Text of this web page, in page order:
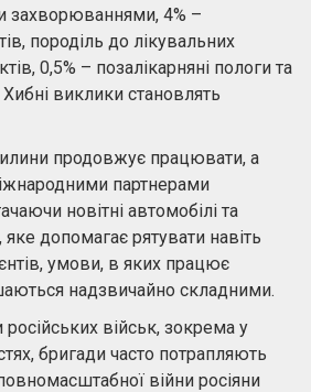
захворюваннями, 4% –
породіль до лікувальних
0,5% – позалікарняні пологи та
Хибні виклики становлять
продовжує працювати, а
партнерами
новітні автомобілі та
допомагає рятувати навіть
умови, в яких працює
надзвичайно складними.
російських військ, зокрема у
бригади часто потрапляють
війни росіяни